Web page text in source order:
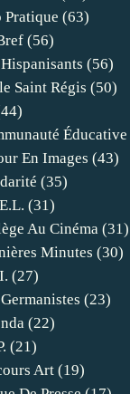
(63)
(56)
(56)
Saint Régis (50)
Éducative
En Images (43)
(35)
(31)
Au Cinéma (31)
Minutes (30)
(27)
(23)
(22)
(21)
Art (19)